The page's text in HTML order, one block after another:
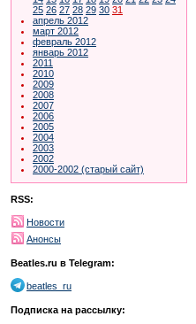
25 26 27 28 29 30 31
апрель 2012
март 2012
февраль 2012
январь 2012
2011
2010
2009
2008
2007
2006
2005
2004
2003
2002
2000-2002 (старый сайт)
RSS:
Новости
Анонсы
Beatles.ru в Telegram:
beatles_ru
Подписка на рассылку: